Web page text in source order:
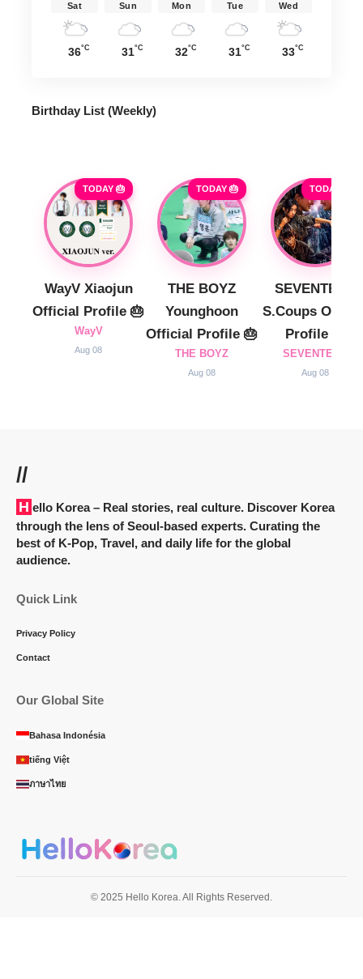
Sat
36°C
Sun
31°C
Mon
32°C
Tue
31°C
Wed
33°C
Birthday List (Weekly)
TODAY 🎂
WayV Xiaojun
Official Profile 🎂
WayV
Aug 08
TODAY 🎂
THE BOYZ
Younghoon
Official Profile 🎂
THE BOYZ
Aug 08
TODAY 🎂
SEVENTEEN
S.Coups
Profile 🎂
SEVENTEEN
Aug 08
//
Hello Korea– Real stories, real culture. Discover Korea
through the lens of Seoul-based experts. Curating the
best of K-Pop, Travel, and daily life for the global
audience.
Quick Link
Privacy Policy
Contact
Our Global Site
Bahasa Indonésia
tiếng Việt
ภาษาไทย
© 2025 Hello Korea. All Rights Reserved.